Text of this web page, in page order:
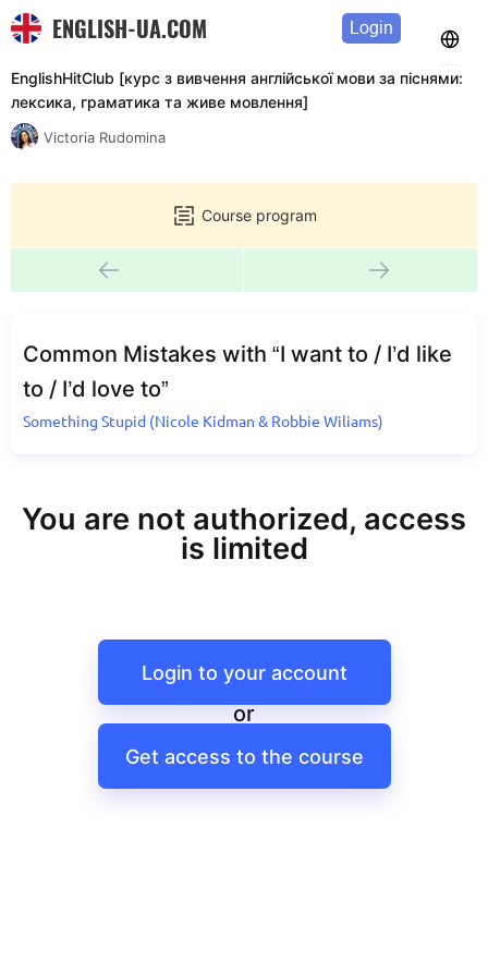
ENGLISH-UA.COM Login
EnglishHitClub [курс з вивчення англійської мови за піснями:
лексика, граматика та живе мовлення]
Victoria Rudomina
Course program
Common Mistakes with “I want to / I’d like
to / I’d love to”
Something Stupid (Nicole Kidman & Robbie Wiliams)
You are not authorized, access
is limited
Login to your account
or
Get access to the course